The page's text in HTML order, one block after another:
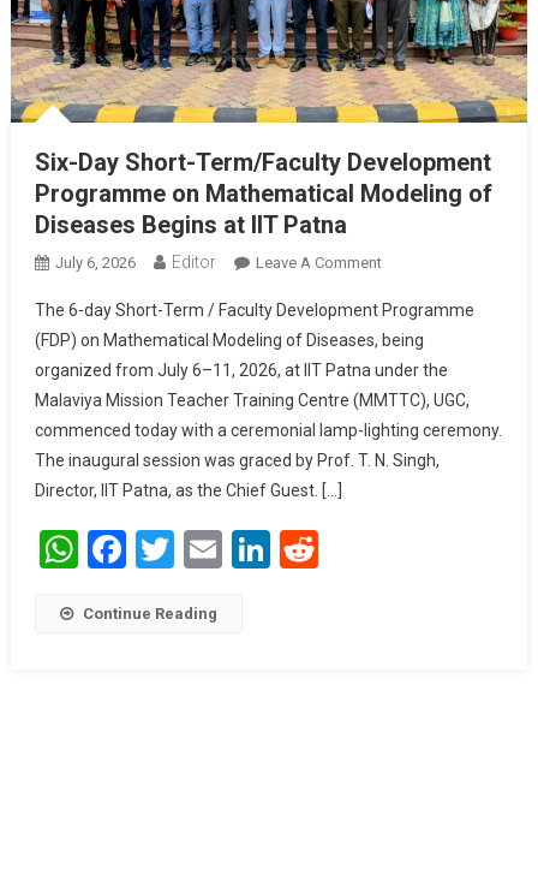
Six-Day Short-Term/Faculty Development
Programme on Mathematical Modeling of
Diseases Begins at IIT Patna
July 6, 2026 Editor Leave A CommentOn Six-Day Short-
Development
Programme On
Mathematical
Modeling Of
Diseases Begins At
IIT Patna
The 6-day Short-Term / Faculty Development Programme
(FDP) on Mathematical Modeling of Diseases, being
organized from July 6–11, 2026, at IIT Patna under the
Malaviya Mission Teacher Training Centre (MMTTC), UGC,
commenced today with a ceremonial lamp-lighting ceremony.
The inaugural session was graced by Prof. T. N. Singh,
Director, IIT Patna, as the Chief Guest. […]
WhatsApp
Facebook
Twitter
EmailLinkedIn
Reddit
Continue Reading